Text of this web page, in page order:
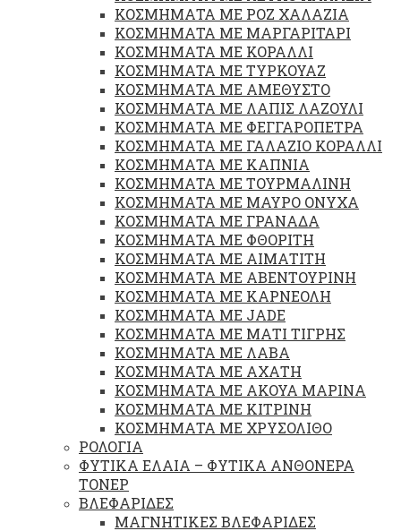
ΚΟΣΜΗΜΑΤΑ ΜΕ ΡΟΖ ΧΑΛΑΖΙΑ
ΚΟΣΜΗΜΑΤΑ ΜΕ ΜΑΡΓΑΡΙΤΑΡΙ
ΚΟΣΜΗΜΑΤΑ ΜΕ ΚΟΡΑΛΛΙ
ΚΟΣΜΗΜΑΤΑ ΜΕ ΤΥΡΚΟΥΑΖ
ΚΟΣΜΗΜΑΤΑ ΜΕ ΑΜΕΘΥΣΤΟ
ΚΟΣΜΗΜΑΤΑ ΜΕ ΛΑΠΙΣ ΛΑΖΟΥΛΙ
ΚΟΣΜΗΜΑΤΑ ΜΕ ΦΕΓΓΑΡΟΠΕΤΡΑ
ΚΟΣΜΗΜΑΤΑ ΜΕ ΓΑΛΑΖΙΟ ΚΟΡΑΛΛΙ
ΚΟΣΜΗΜΑΤΑ ΜΕ ΚΑΠΝΙΑ
ΚΟΣΜΗΜΑΤΑ ΜΕ ΤΟΥΡΜΑΛΙΝΗ
ΚΟΣΜΗΜΑΤΑ ΜΕ ΜΑΥΡΟ ΟΝΥΧΑ
ΚΟΣΜΗΜΑΤΑ ΜΕ ΓΡΑΝΑΔΑ
ΚΟΣΜΗΜΑΤΑ ΜΕ ΦΘΟΡΙΤΗ
ΚΟΣΜΗΜΑΤΑ ΜΕ ΑΙΜΑΤΙΤΗ
ΚΟΣΜΗΜΑΤΑ ΜΕ ΑΒΕΝΤΟΥΡΙΝΗ
ΚΟΣΜΗΜΑΤΑ ΜΕ ΚΑΡΝΕΟΛΗ
ΚΟΣΜΗΜΑΤΑ ΜΕ JADE
ΚΟΣΜΗΜΑΤΑ ΜΕ ΜΑΤΙ ΤΙΓΡΗΣ
ΚΟΣΜΗΜΑΤΑ ΜΕ ΛΑΒΑ
ΚΟΣΜΗΜΑΤΑ ΜΕ ΑΧΑΤΗ
ΚΟΣΜΗΜΑΤΑ ΜΕ ΑΚΟΥΑ ΜΑΡΙΝΑ
ΚΟΣΜΗΜΑΤΑ ΜΕ ΚΙΤΡΙΝΗ
ΚΟΣΜΗΜΑΤΑ ΜΕ ΧΡΥΣΟΛΙΘΟ
ΡΟΛΟΓΙΑ
ΦΥΤΙΚΑ ΕΛΑΙΑ – ΦΥΤΙΚΑ ΑΝΘΟΝΕΡΑ
ΤΟΝΕΡ
ΒΛΕΦΑΡΙΔΕΣ
ΜΑΓΝΗΤΙΚΕΣ ΒΛΕΦΑΡΙΔΕΣ